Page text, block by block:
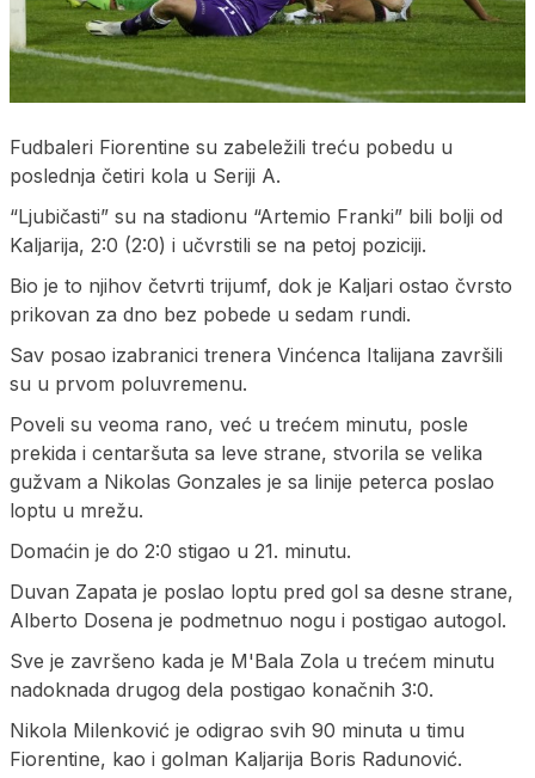
Fudbaleri Fiorentine su zabeležili treću pobedu u
poslednja četiri kola u Seriji A.
“Ljubičasti” su na stadionu “Artemio Franki” bili bolji od
Kaljarija, 2:0 (2:0) i učvrstili se na petoj poziciji.
Bio je to njihov četvrti trijumf, dok je Kaljari ostao čvrsto
prikovan za dno bez pobede u sedam rundi.
Sav posao izabranici trenera Vinćenca Italijana završili
su u prvom poluvremenu.
Poveli su veoma rano, već u trećem minutu, posle
prekida i centaršuta sa leve strane, stvorila se velika
gužvam a Nikolas Gonzales je sa linije peterca poslao
loptu u mrežu.
Domaćin je do 2:0 stigao u 21. minutu.
Duvan Zapata je poslao loptu pred gol sa desne strane,
Alberto Dosena je podmetnuo nogu i postigao autogol.
Sve je završeno kada je M'Bala Zola u trećem minutu
nadoknada drugog dela postigao konačnih 3:0.
Nikola Milenković je odigrao svih 90 minuta u timu
Fiorentine, kao i golman Kaljarija Boris Radunović.